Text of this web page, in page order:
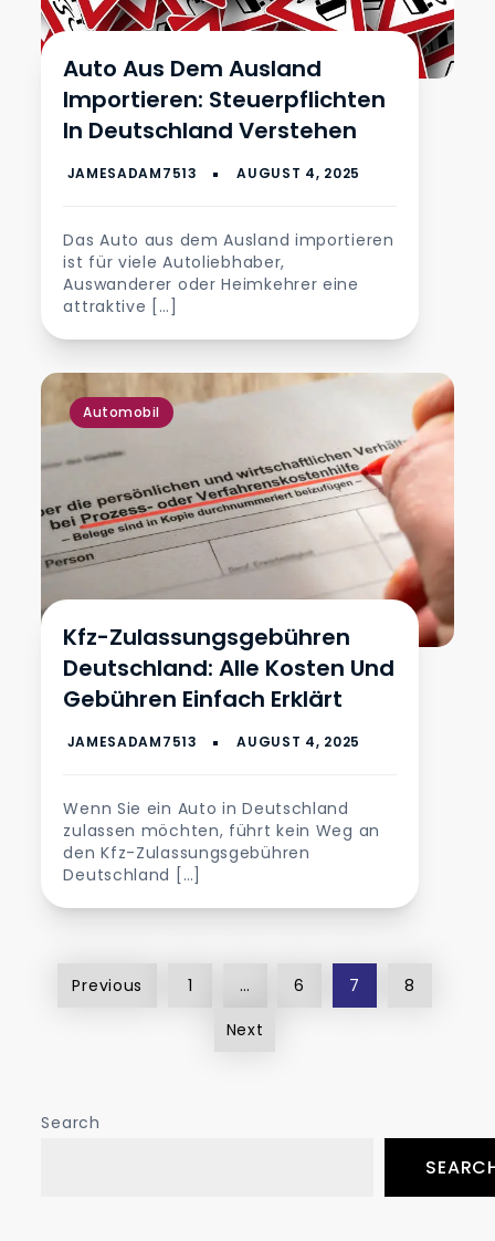
Auto Aus Dem Ausland
Importieren: Steuerpflichten
In Deutschland Verstehen
Das Auto aus dem Ausland importieren
ist für viele Autoliebhaber,
Auswanderer oder Heimkehrer eine
attraktive […]
Automobil
Kfz-Zulassungsgebühren
Deutschland: Alle Kosten Und
Gebühren Einfach Erklärt
Wenn Sie ein Auto in Deutschland
zulassen möchten, führt kein Weg an
den Kfz-Zulassungsgebühren
Deutschland […]
Posts
pagination
Previous 1 … 6 7
8
Next
Search